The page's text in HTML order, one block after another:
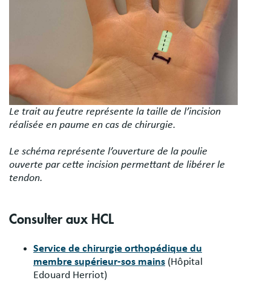
Le trait au feutre représente la taille de l’incision
réalisée en paume en cas de chirurgie.
Le schéma représente l’ouverture de la poulie
ouverte par cette incision permettant de libérer le
tendon.
Consulter aux HCL
Service de chirurgie orthopédique du
membre supérieur-sos mains (Hôpital
Edouard Herriot)